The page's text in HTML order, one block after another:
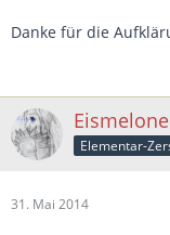
Danke für die
Eismelone
Elementar-
31. Mai 2014